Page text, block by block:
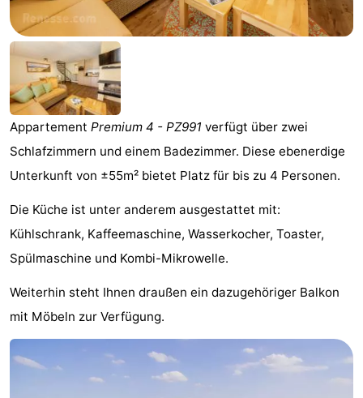
Kust
Ferienhäuser
Buitenheem
-
De
Oase
Duinoord
-
Ginsterveld
-
Livingstone
Port
Greve
-
Port
-
Appartement Premium 4 - PZ991 verfügt über zwei
Schlafzimmern und einem Badezimmer. Diese ebenerdige
Unterkunft von ±55m² bietet Platz für bis zu 4 Personen.
Die Küche ist unter anderem ausgestattet mit:
Kühlschrank, Kaffeemaschine, Wasserkocher, Toaster,
Spülmaschine und Kombi-Mikrowelle.
Weiterhin steht Ihnen draußen ein dazugehöriger Balkon
mit Möbeln zur Verfügung.